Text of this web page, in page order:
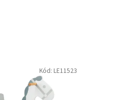
Kód: LE11523